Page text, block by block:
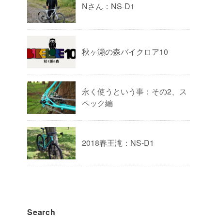
Nさん：NS-D1
秋ヶ瀬の森バイクロア10
永く使うという事：その2、ス
ペック編
2018春王滝：NS-D1
Search